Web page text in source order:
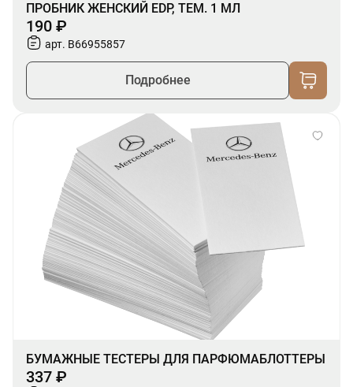
ПРОБНИК ЖЕНСКИЙ EDP, ТЕМ. 1 МЛ
190 ₽
арт. B66955857
Подробнее
БУМАЖНЫЕ ТЕСТЕРЫ ДЛЯ ПАРФЮМАБЛОТТЕРЫ
337 ₽